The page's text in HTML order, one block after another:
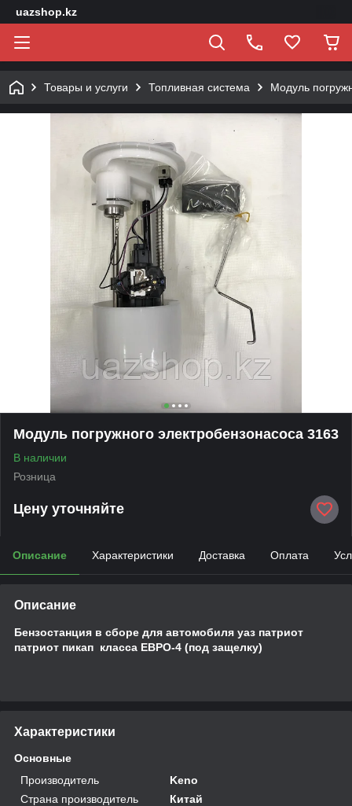
uazshop.kz
Товары и услуги Топливная система Модуль
Модуль погружного электробензонасоса 3163
В наличии
Розница
Цену уточняйте
Описание Характеристики Доставка Оплата
Описание
Бензостанция в сборе для автомобиля уаз патриот
патриот пикап класса ЕВРО-4 (под защелку)
Характеристики
Основные
Производитель
Keno
Страна производитель
Китай